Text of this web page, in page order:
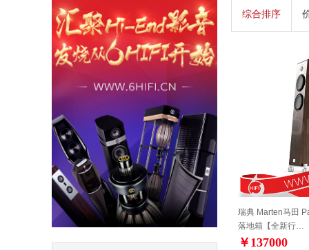
综合排序
瑞典 Marten马田
落地箱【全新行…
￥137000